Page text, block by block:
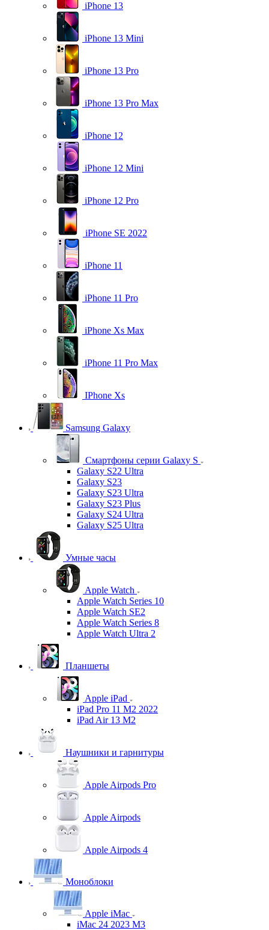
iPhone 13
iPhone 13 Mini
iPhone 13 Pro
iPhone 13 Pro Max
iPhone 12
iPhone 12 Mini
iPhone 12 Pro
iPhone SE 2022
iPhone 11
iPhone 11 Pro
iPhone Xs Max
iPhone 11 Pro Max
IPhone Xs
Samsung Galaxy
Смартфоны серии Galaxy S
Galaxy S22 Ultra
Galaxy S23
Galaxy S23 Ultra
Galaxy S23 Plus
Galaxy S24 Ultra
Galaxy S25 Ultra
Умные часы
Apple Watch
Apple Watch Series 10
Apple Watch SE2
Apple Watch Series 8
Apple Watch Ultra 2
Планшеты
Apple iPad
iPad Pro 11 M2 2022
iPad Air 13 M2
Наушники и гарнитуры
Apple Airpods Pro
Apple Airpods
Apple Airpods 4
Моноблоки
Apple iMac
iMac 24 2023 M3